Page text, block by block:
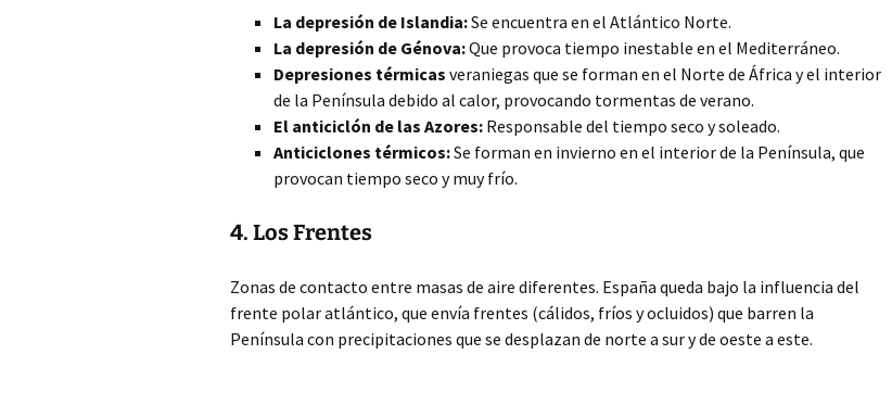
La depresión de Islandia:Se encuentra en el Atlántico Norte.
La depresión de Génova:Que provoca tiempo inestable en el Mediterráneo.
Depresiones térmicas veraniegas que se forman en el Norte de África y el interior
de la Península debido al calor, provocando tormentas de verano.
El anticiclón de las Azores: Responsable del tiempo seco y soleado.
Anticiclones térmicos:Se forman en invierno en el interior de la Península, que
provocan tiempo seco y muy frío.
4. Los Frentes
Zonas de contacto entre masas de aire diferentes. España queda bajo la influencia del
frente polar atlántico, que envía frentes (cálidos, fríos y ocluidos) que barren la
Península con precipitaciones que se desplazan de norte a sur y de oeste a este.